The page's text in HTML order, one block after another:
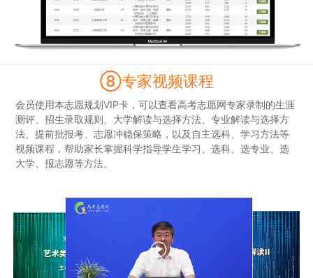
⑧专家视频课程
会员使用本志愿规划VIP卡，可以查看高考志愿网专家录制的生涯
测评、招生录取规则、大学解读与选择方法、专业解读与选择方
法、提前批报考、志愿冲稳保策略，以及自主选科、学习方法等
视频课程，帮助家长掌握科学指导学生学习、选科、选专业、选
大学、报志愿等方法。